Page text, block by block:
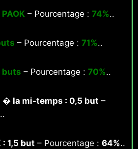
– Pourcentage : 74%..
– Pourcentage : 71%..
buts – Pourcentage : 70%..
� la mi-temps : 0,5 but –
..
: 1,5 but – Pourcentage : 64%..